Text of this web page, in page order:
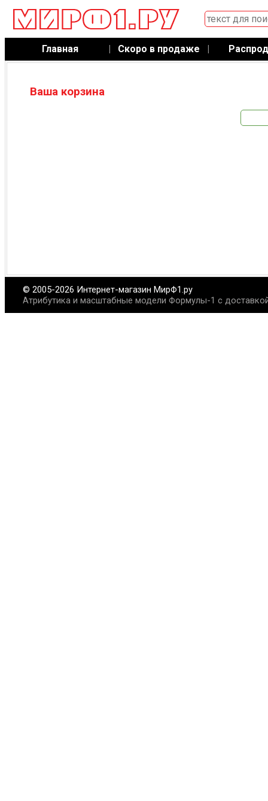
Главная | Скоро в продаже |
Ваша корзина
© 2005-2026 Интернет-магазин МирФ1.ру
Атрибутика и масштабные модели Формулы-1 с